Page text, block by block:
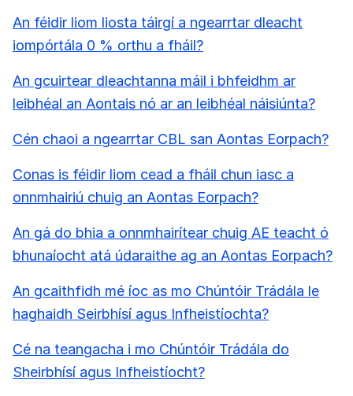
An féidir liom liosta táirgí a ngearrtar dleacht
iompórtála 0 % orthu a fháil?
An gcuirtear dleachtanna máil i bhfeidhm ar
leibhéal an Aontais nó ar an leibhéal náisiúnta?
Cén chaoi a ngearrtar CBL san Aontas Eorpach?
Conas is féidir liom cead a fháil chun iasc a
onnmhairiú chuig an Aontas Eorpach?
An gá do bhia a onnmhairítear chuig AE teacht ó
bhunaíocht atá údaraithe ag an Aontas Eorpach?
An gcaithfidh mé íoc as mo Chúntóir Trádála le
haghaidh Seirbhísí agus Infheistíochta?
Cé na teangacha i mo Chúntóir Trádála do
Sheirbhísí agus Infheistíocht?